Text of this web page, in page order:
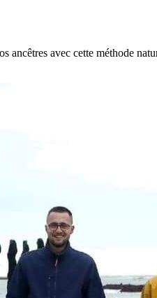
ancêtres avec cette méthode